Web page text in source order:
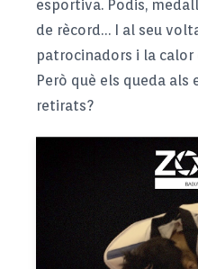
esportiva. Podis,
de rècord… I al seu
patrocinadors i la
Però què els queda als
retirats?